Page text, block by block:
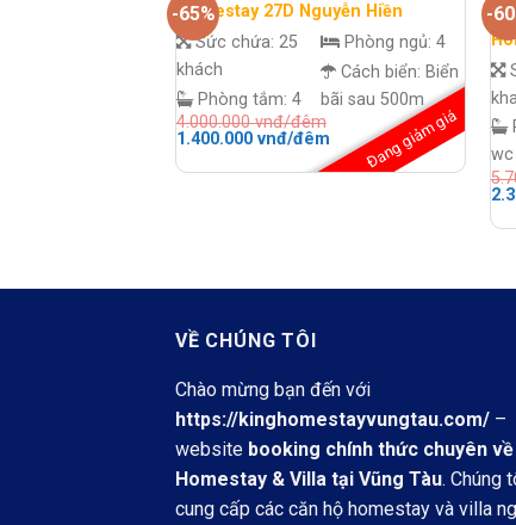
-65%
Homestay 27D Nguyễn Hiền
Sức chứa: 25
khách
Phòng tắm: 4
Phòng ngủ: 4
Cách biển: Biển
bãi sau 500m
Đang giảm giá
4.000.000vnđ/đêm
Giá
là:
1.400.000 vnđ/đêmGiá
hiện
tại
-
wc
Giá
là:
VỀ CHÚNG TÔI
Chào mừng bạn đến với
https://kinghomestayvungtau.com/ –
website booking chính thức chuyên về
Homestay & Villa tại Vũng Tàu. Chúng
cung cấp các căn hộ homestay và villa